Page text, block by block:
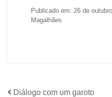
Publicado em: 26 de
Magalhães
Diálogo com um garoto